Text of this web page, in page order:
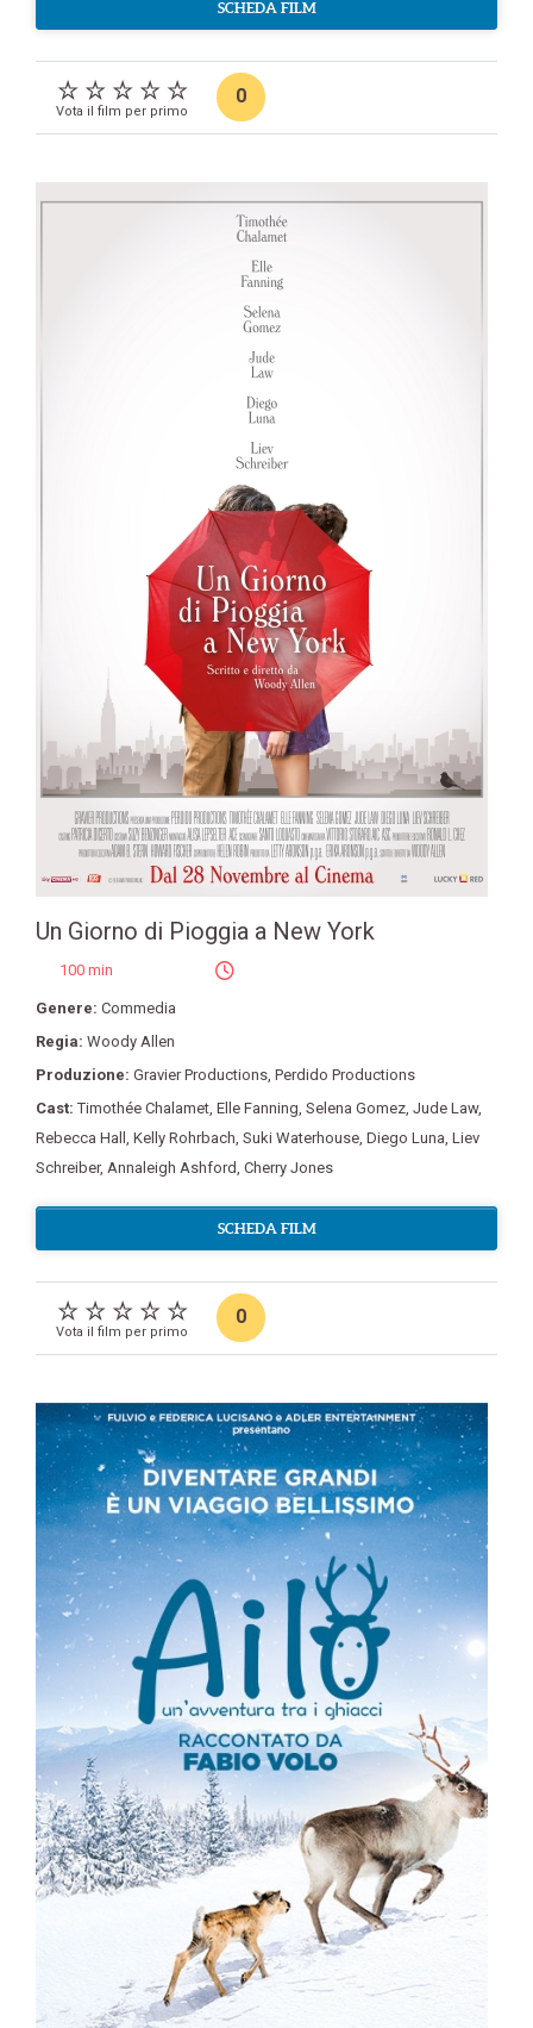
SCHEDA FILM
Vota il film per primo
0
Un Giorno di Pioggia a New York
100 min
Genere: Commedia
Regia: Woody Allen
Produzione: Gravier Productions, Perdido Productions
Cast:Timothée Chalamet, Elle Fanning, Selena Gomez, Jude Law,
Rebecca Hall , Kelly Rohrbach, Suki Waterhouse, Diego Luna, Liev
Schreiber, Annaleigh Ashford, Cherry Jones
SCHEDA FILM
Vota il film per primo
0